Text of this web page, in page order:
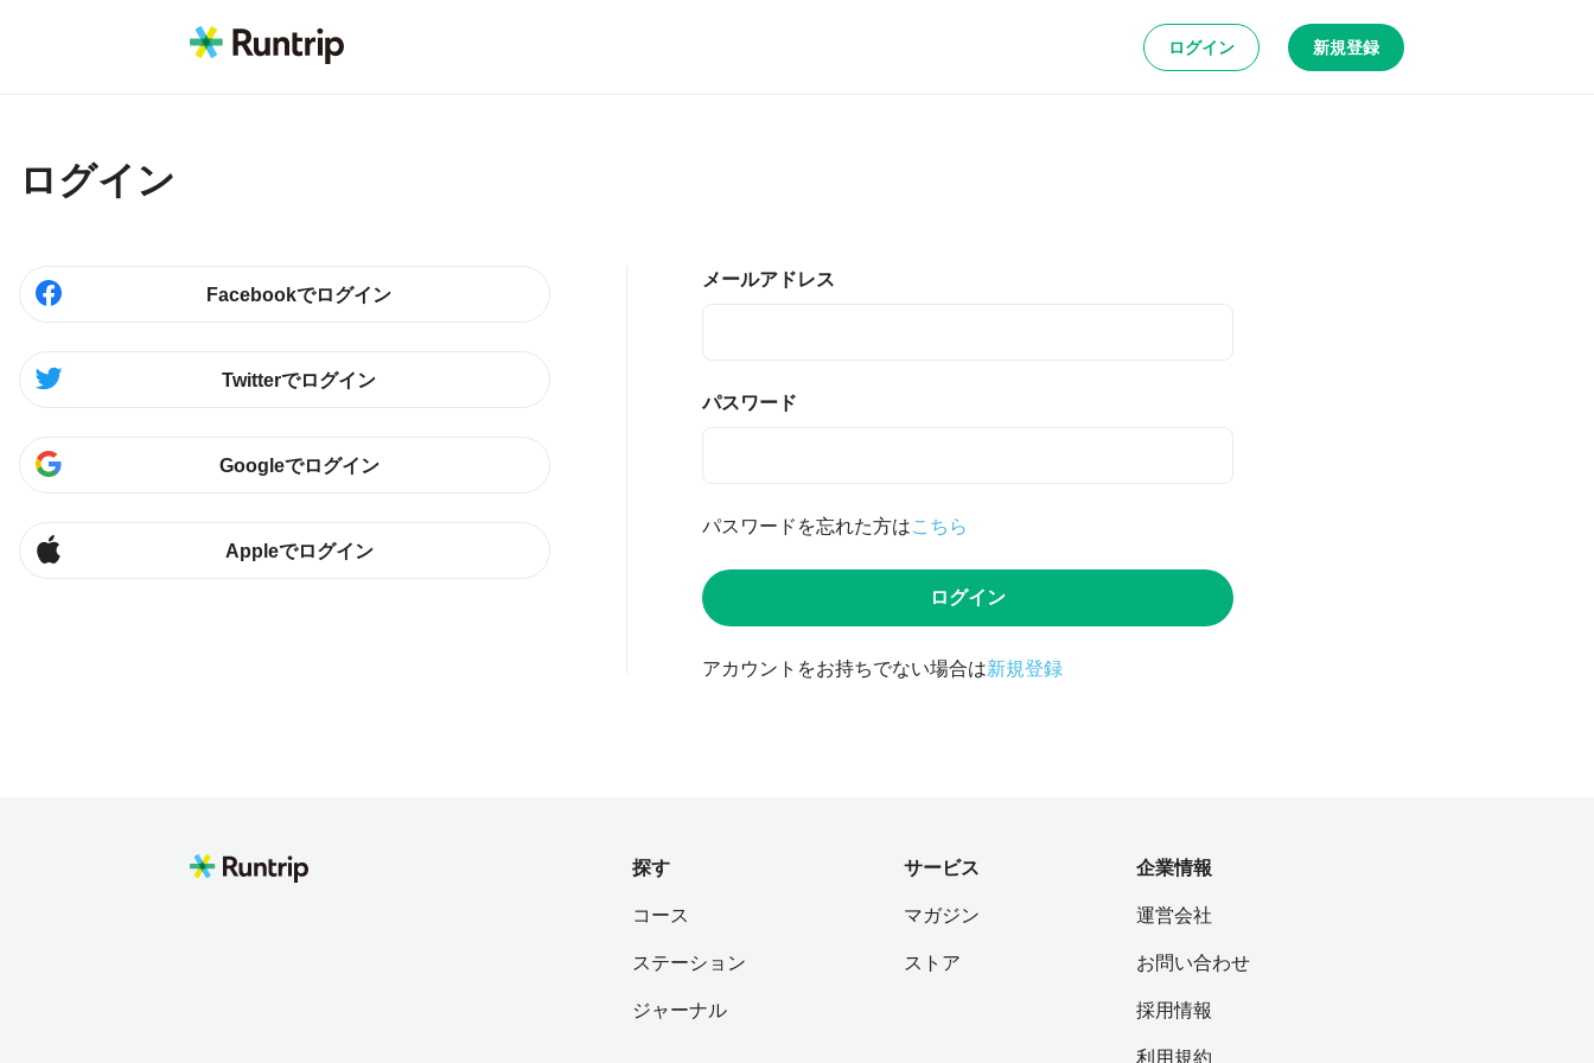
ログイン 新規登録
ログイン
Facebookでログイン
Twitterでログイン
Googleでログイン
Appleでログイン
メールアドレス
パスワード
パスワードを忘れた方はこちら
ログイン
アカウントをお持ちでない場合は新規登録
探す
コース
ステーション
ジャーナル
サービス
マガジン
ストア
企業情報
運営会社
お問い合わせ
採用情報
利用規約